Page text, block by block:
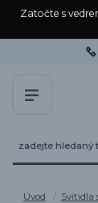
Zatočte s
Úvod Svítidla